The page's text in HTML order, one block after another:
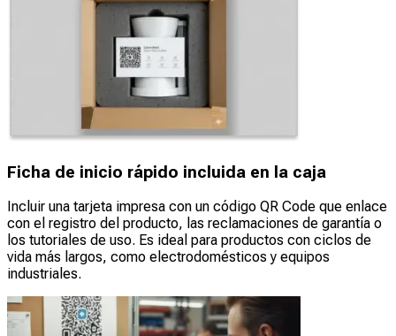
Ficha de inicio rápido incluida en la caja
Incluir una tarjeta impresa con un código QR Code que enlace
con el registro del producto, las reclamaciones de garantía o
los tutoriales de uso. Es ideal para productos con ciclos de
vida más largos, como electrodomésticos y equipos
industriales.